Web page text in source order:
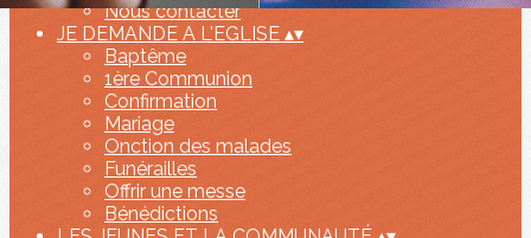
Nous contacter
JE DEMANDE A L'EGLISE ▴▾
Baptême
1ère Communion
Confirmation
Mariage
Onction des malades
Funérailles
Offrir une messe
Bénédictions